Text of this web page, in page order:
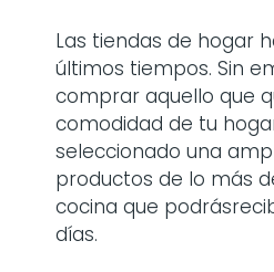
Las tiendas de hogar
últimos tiempos. Sin
comprar aquello que
comodidad de tu
seleccionado una
productos de lo más
cocina que
días.